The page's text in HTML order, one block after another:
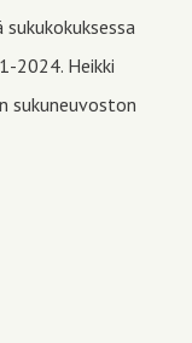
2024. Heikki
sukuneuvoston